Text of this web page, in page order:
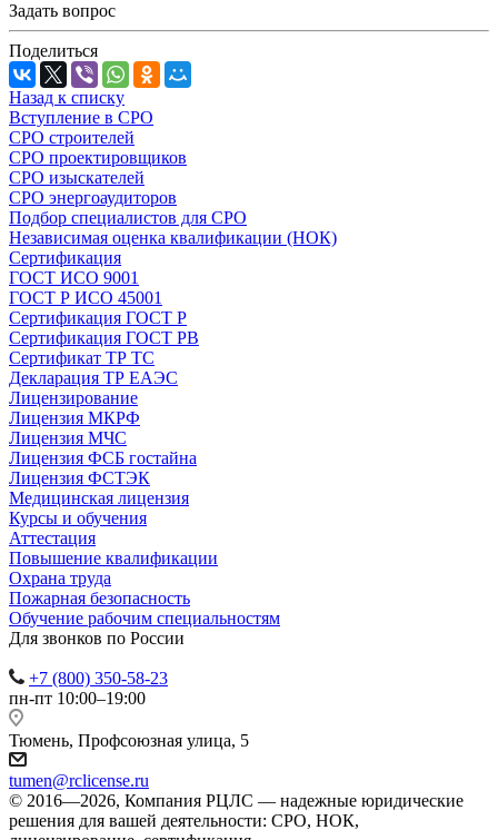
Задать вопрос
Поделиться
Назад к списку
Вступление в СРО
СРО строителей
СРО проектировщиков
СРО изыскателей
СРО энергоаудиторов
Подбор специалистов для СРО
Независимая оценка квалификации (НОК)
Сертификация
ГОСТ ИСО 9001
ГОСТ Р ИСО 45001
Сертификация ГОСТ Р
Сертификация ГОСТ РВ
Сертификат ТР ТС
Декларация ТР ЕАЭС
Лицензирование
Лицензия МКРФ
Лицензия МЧС
Лицензия ФСБ гостайна
Лицензия ФСТЭК
Медицинская лицензия
Курсы и обучения
Аттестация
Повышение квалификации
Охрана труда
Пожарная безопасность
Обучение рабочим специальностям
Для звонков по России
+7 (800) 350-58-23
пн-пт 10:00–19:00
Тюмень, Профсоюзная улица, 5
tumen@rclicense.ru
© 2016—2026, Компания РЦЛС — надежные юридические
решения для вашей деятельности: СРО, НОК,